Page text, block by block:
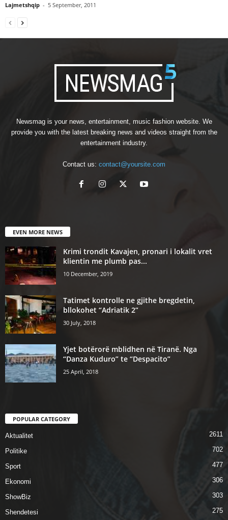
Lajmetshqip - 5 September, 2011
Newsmag is your news, entertainment, music fashion website. We
provide you with the latest breaking news and videos straight from the
entertainment industry.
Contact us: contact@yoursite.com
EVEN MORE NEWS
Krimi trondit Kavajen, pronari i lokalit vret
klientin me plumb pas...
10 December, 2019
Tatimet kontrolle ne gjithe bregdetin,
bllokohet “Adriatik 2”
30 July, 2018
Yjet botërorë mblidhen në Tiranë. Nga
“Danza Kuduro” te “Despacito”
25 April, 2018
POPULAR CATEGORY
Aktualitet 2611
Politike 702
Sport 477
Ekonomi 306
ShowBiz 303
Shendetesi 275